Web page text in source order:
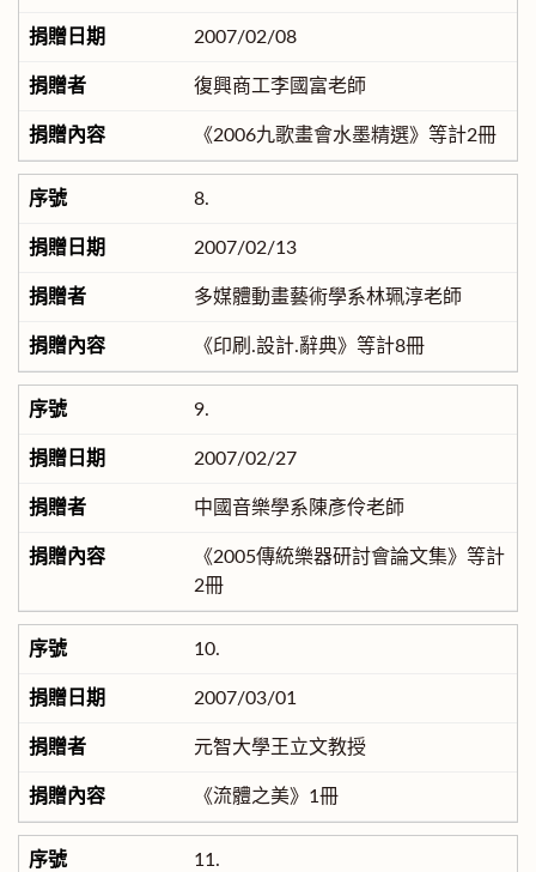
2007/02/08
復興商工李國富老師
《2006九歌畫會水墨精選》等計2冊
8.
2007/02/13
多媒體動畫藝術學系林珮淳老師
《印刷.設計.辭典》等計8冊
9.
2007/02/27
中國音樂學系陳彥伶老師
《2005傳統樂器研討會論文集》等計
2冊
10.
2007/03/01
元智大學王立文教授
《流體之美》1冊
11.